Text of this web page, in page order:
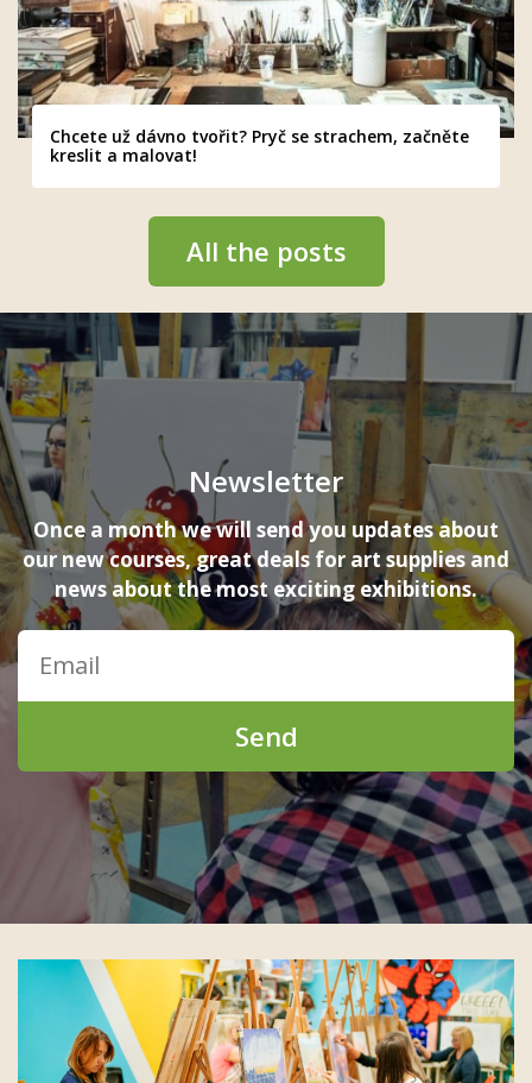
Chcete už dávno tvořit? Pryč se strachem, začněte
kreslit a malovat!
All the posts
Newsletter
Once a month we will send you updates about
our new courses, great deals for art supplies and
news about the most exciting exhibitions.
Send